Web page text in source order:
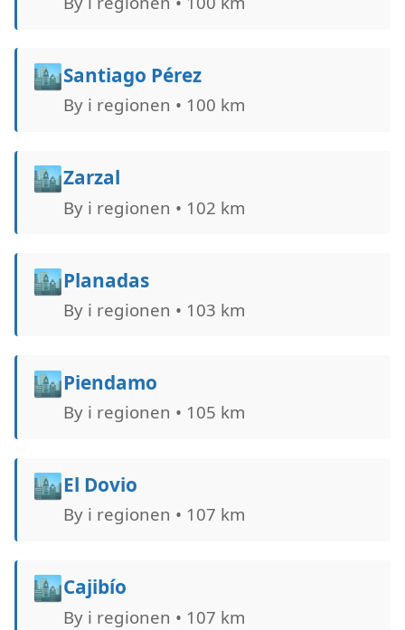
🏙️Santiago Pérez
By i regionen • 100 km
🏙️Zarzal
By i regionen • 102 km
🏙️Planadas
By i regionen • 103 km
🏙️Piendamo
By i regionen • 105 km
🏙️El Dovio
By i regionen • 107 km
🏙️Cajibío
By i regionen • 107 km